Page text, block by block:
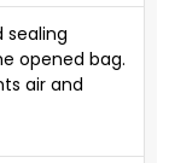
sealing
opened bag.
air and